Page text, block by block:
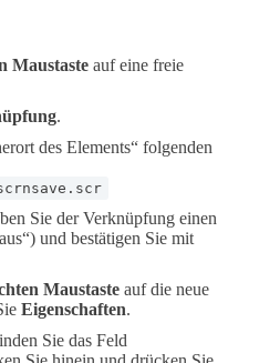
Maustaste auf eine freie
.
des Elements“ folgenden
Sie der Verknüpfung einen
und bestätigen Sie mit
Maustaste auf die neue
Eigenschaften.
Sie das Feld